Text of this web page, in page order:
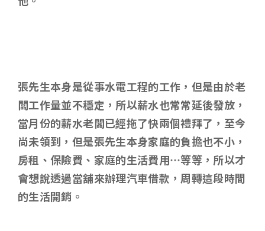
張先生本身是從事水電工程的工作，但是由於老
闆工作量並不穩定，所以薪水也常常延後發放，
當月份的薪水老闆已經拖了快兩個禮拜了，至今
尚未領到，但是張先生本身家庭的負擔也不小，
房租、保險費、家庭的生活費用…等等，所以才
會想說透過當舖來辦理汽車借款，周轉這段時間
的生活開銷。